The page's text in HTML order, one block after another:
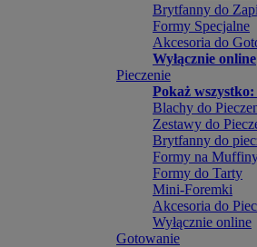
Brytfanny do
Formy Specjalne
Akcesoria do
Wyłącznie online
Pieczenie
Pokaż wszystko:
Blachy do
Zestawy do
Brytfanny do
Formy na
Formy do Tarty
Mini-Foremki
Akcesoria do
Wyłącznie online
Gotowanie